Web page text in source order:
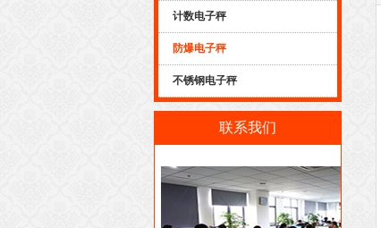
计数电子秤
防爆电子秤
不锈钢电子秤
联系我们